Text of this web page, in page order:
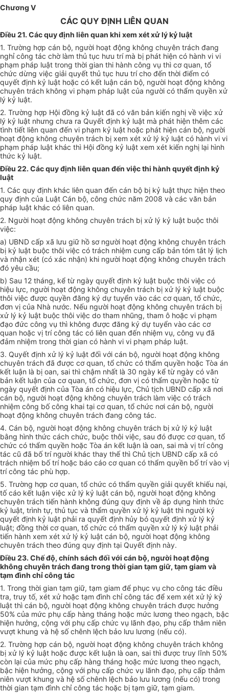
Chương V
CÁC QUY ĐỊNH LIÊN QUAN
Điều 21. Các quy định liên quan khi xem xét xử lý kỷ luật
1. Trường hợp cán bộ, người hoạt động không chuyên trách đang
nghỉ công tác chờ làm thủ tục hưu trí mà bị phát hiện có hành vi vi
phạm pháp luật trong thời gian thi hành công vụ thì cơ quan, tổ
chức dừng việc giải quyết thủ tục hưu trí cho đến thời điểm có
quyết định kỷ luật hoặc có kết luận cán bộ, người hoạt động không
chuyên trách không vi phạm pháp luật của người có thẩm quyền xử
lý kỷ luật.
2. Trường hợp Hội đồng kỷ luật đã có văn bản kiến nghị về việc xử
lý kỷ luật nhưng chưa ra Quyết định kỷ luật mà phát hiện thêm các
tình tiết liên quan đến vi phạm kỷ luật hoặc phát hiện cán bộ, người
hoạt động không chuyên trách bị xem xét xử lý kỷ luật có hành vi vi
phạm pháp luật khác thì Hội đồng kỷ luật xem xét kiến nghị lại hình
thức kỷ luật.
Điều 22. Các quy định liên quan đến việc thi hành quyết định kỷ
luật
1. Các quy định khác liên quan đến cán bộ bị kỷ luật thực hiện theo
quy định của Luật Cán bộ, công chức năm 2008 và các văn bản
pháp luật khác có liên quan.
2. Người hoạt động không chuyên trách bị xử lý kỷ luật buộc thôi
việc:
a) UBND cấp xã lưu giữ hồ sơ người hoạt động không chuyên trách
bị kỷ luật buộc thôi việc có trách nhiệm cung cấp bản tóm tắt lý lịch
và nhận xét (có xác nhận) khi người hoạt động không chuyên trách
đó yêu cầu;
b) Sau 12 tháng, kể từ ngày quyết định kỷ luật buộc thôi việc có
hiệu lực, người hoạt động không chuyên trách bị xử lý kỷ luật buộc
thôi việc được quyền đăng ký dự tuyển vào các cơ quan, tổ chức,
đơn vị của Nhà nước. Nếu người hoạt động không chuyên trách bị
xử lý kỷ luật buộc thôi việc do tham nhũng, tham ô hoặc vi phạm
đạo đức công vụ thì không được đăng ký dự tuyển vào các cơ
quan hoặc vị trí công tác có liên quan đến nhiệm vụ, công vụ đã
đảm nhiệm trong thời gian có hành vi vi phạm pháp luật.
3. Quyết định xử lý kỷ luật đối với cán bộ, người hoạt động không
chuyên trách đã được cơ quan, tổ chức có thẩm quyền hoặc Tòa án
kết luận là bị oan, sai thì chậm nhất là 30 ngày kể từ ngày có văn
bản kết luận của cơ quan, tổ chức, đơn vị có thẩm quyền hoặc từ
ngày quyết định của Tòa án có hiệu lực, Chủ tịch UBND cấp xã nơi
cán bộ, người hoạt động không chuyên trách làm việc có trách
nhiệm công bố công khai tại cơ quan, tổ chức nơi cán bộ, người
hoạt động không chuyên trách đang công tác.
4. Cán bộ, người hoạt động không chuyên trách bị xử lý kỷ luật
bằng hình thức cách chức, buộc thôi việc, sau đó được cơ quan, tổ
chức có thẩm quyền hoặc Tòa án kết luận là oan, sai mà vị trí công
tác cũ đã bố trí người khác thay thế thì Chủ tịch UBND cấp xã có
trách nhiệm bố trí hoặc báo cáo cơ quan có thẩm quyền bố trí vào vị
trí công tác phù hợp.
5. Trường hợp cơ quan, tổ chức có thẩm quyền giải quyết khiếu nại,
tố cáo kết luận việc xử lý kỷ luật cán bộ, người hoạt động không
chuyên trách tiến hành không đúng quy định về áp dụng hình thức
kỷ luật, trình tự, thủ tục và thẩm quyền xử lý kỷ luật thì người ký
quyết định kỷ luật phải ra quyết định hủy bỏ quyết định xử lý kỷ
luật; đồng thời cơ quan, tổ chức có thẩm quyền xử lý kỷ luật phải
tiến hành xem xét xử lý kỷ luật cán bộ, người hoạt động không
chuyên trách theo đúng quy định tại Quyết định này.
Điều 23. Chế độ, chính sách đối với cán bộ, người hoạt động
không chuyên trách đang trong thời gian tạm giữ, tạm giam và
tạm đình chỉ công tác
1. Trong thời gian tạm giữ, tạm giam để phục vụ cho công tác điều
tra, truy tố, xét xử hoặc tạm đình chỉ công tác để xem xét xử lý kỷ
luật thì cán bộ, người hoạt động không chuyên trách được hưởng
50% của mức phụ cấp hàng tháng hoặc mức lương theo ngạch, bậc
hiện hưởng, cộng với phụ cấp chức vụ lãnh đạo, phụ cấp thâm niên
vượt khung và hệ số chênh lệch bảo lưu lương (nếu có).
2. Trường hợp cán bộ, người hoạt động không chuyên trách không
bị xử lý kỷ luật hoặc được kết luận là oan, sai thì được truy lĩnh 50%
còn lại của mức phụ cấp hàng tháng hoặc mức lương theo ngạch,
bậc hiện hưởng, cộng với phụ cấp chức vụ lãnh đạo, phụ cấp thâm
niên vượt khung và hệ số chênh lệch bảo lưu lương (nếu có) trong
thời gian tạm đình chỉ công tác hoặc bị tạm giữ, tạm giam.